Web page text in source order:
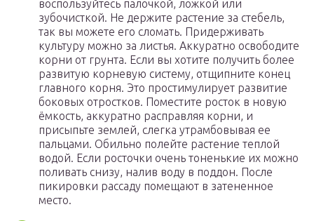
воспользуйтесь палочкой, ложкой или
зубочисткой. Не держите растение за стебель,
так вы можете его сломать. Придерживать
культуру можно за листья. Аккуратно освободите
корни от грунта. Если вы хотите получить более
развитую корневую систему, отщипните конец
главного корня. Это простимулирует развитие
боковых отростков. Поместите росток в новую
ёмкость, аккуратно расправляя корни, и
присыпьте землей, слегка утрамбовывая ее
пальцами. Обильно полейте растение теплой
водой. Если росточки очень тоненькие их можно
поливать снизу, налив воду в поддон. После
пикировки рассаду помещают в затененное
место.